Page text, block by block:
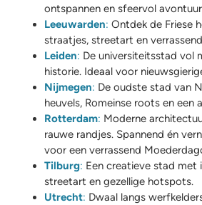
ontspannen en sfeervol
Leeuwarden: Ontdek de Friese
straatjes, streetart en
Leiden: De universiteitsstad vol
historie. Ideaal voor
Nijmegen: De oudste stad van
heuvels, Romeinse roots en een
Rotterdam: Moderne
rauwe randjes. Spannend én
voor een verrassend
Tilburg: Een creatieve stad met
streetart en gezellige hotspots.
Utrecht: Dwaal langs